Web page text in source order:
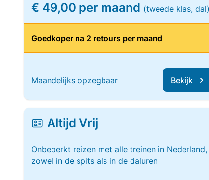
€ 49,00 per maand (tweede klas, dal)
Goedkoper na 2 retours per maand
Maandelijks opzegbaar Bekijk
Altijd Vrij
Onbeperkt reizen met alle treinen in Nederland,
zowel in de spits als in de daluren